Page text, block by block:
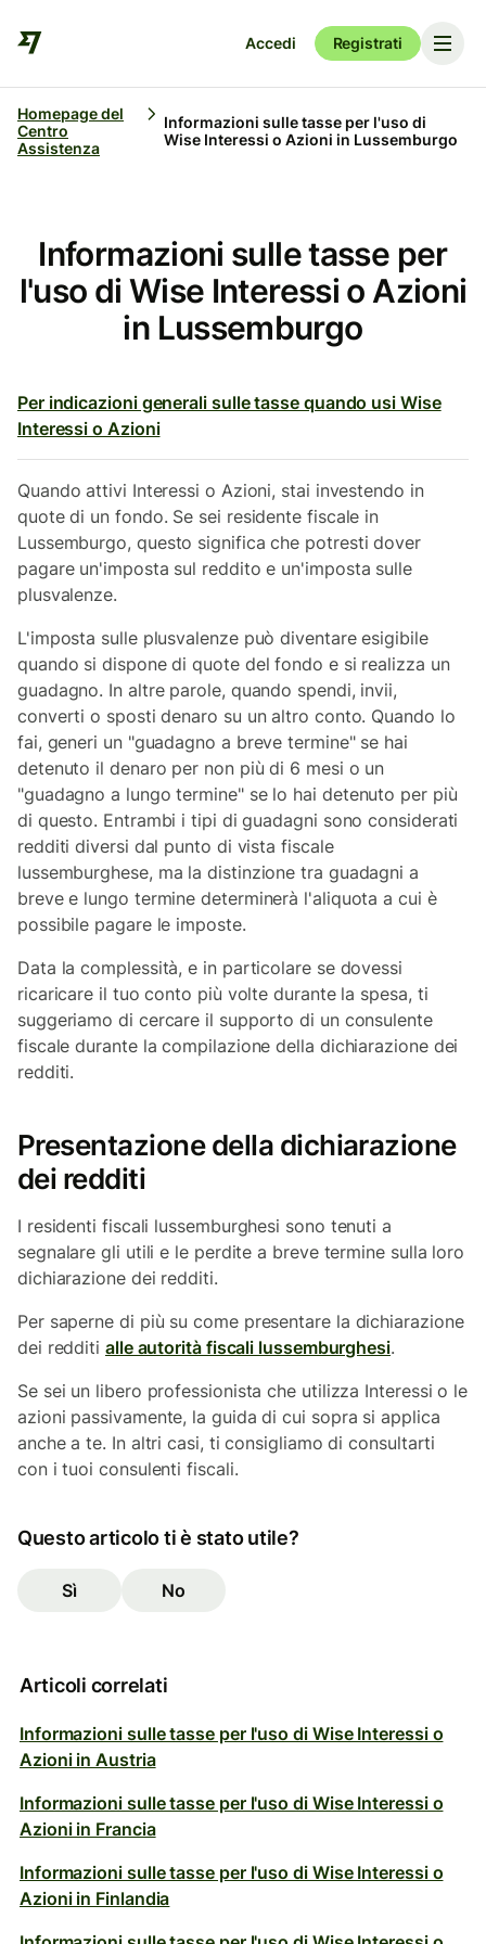
Accedi Registrati
Homepage del
Centro
Assistenza
Informazioni sulle tasse per l'uso di
Wise Interessi o Azioni in Lussemburgo
Informazioni sulle tasse per
l'uso di Wise Interessi o Azioni
in Lussemburgo
Per indicazioni generali sulle tasse quando usi Wise
Interessi o Azioni
Quando attivi Interessi o Azioni, stai investendo in
quote di un fondo. Se sei residente fiscale in
Lussemburgo, questo significa che potresti dover
pagare un'imposta sul reddito e un'imposta sulle
plusvalenze.
L'imposta sulle plusvalenze può diventare esigibile
quando si dispone di quote del fondo e si realizza un
guadagno. In altre parole, quando spendi, invii,
converti o sposti denaro su un altro conto. Quando lo
fai, generi un "guadagno a breve termine" se hai
detenuto il denaro per non più di 6 mesi o un
"guadagno a lungo termine" se lo hai detenuto per più
di questo. Entrambi i tipi di guadagni sono considerati
redditi diversi dal punto di vista fiscale
lussemburghese, ma la distinzione tra guadagni a
breve e lungo termine determinerà l'aliquota a cui è
possibile pagare le imposte.
Data la complessità, e in particolare se dovessi
ricaricare il tuo conto più volte durante la spesa, ti
suggeriamo di cercare il supporto di un consulente
fiscale durante la compilazione della dichiarazione dei
redditi.
Presentazione della dichiarazione
dei redditi
I residenti fiscali lussemburghesi sono tenuti a
segnalare gli utili e le perdite a breve termine sulla loro
dichiarazione dei redditi.
Per saperne di più su come presentare la dichiarazione
dei redditi alle autorità fiscali lussemburghesi.
Se sei un libero professionista che utilizza Interessi o le
azioni passivamente, la guida di cui sopra si applica
anche a te. In altri casi, ti consigliamo di consultarti
con i tuoi consulenti fiscali.
Questo articolo ti è stato utile?
Sì No
Articoli correlati
Informazioni sulle tasse per l'uso di Wise Interessi o
Azioni in Austria
Informazioni sulle tasse per l'uso di Wise Interessi o
Azioni in Francia
Informazioni sulle tasse per l'uso di Wise Interessi o
Azioni in Finlandia